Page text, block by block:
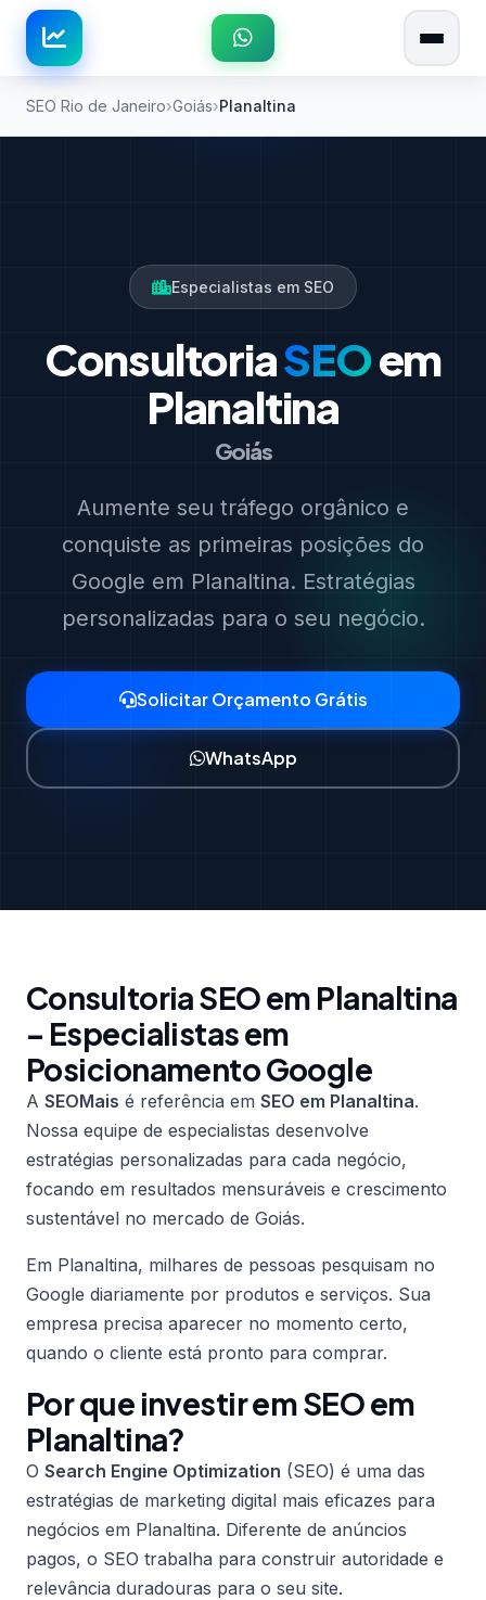
SEO Rio de Janeiro Goiás Planaltina
Especialistas em SEO
ConsultoriaSEOem
Planaltina
Goiás
Aumente seu tráfego orgânico e
conquiste as primeiras posições do
Google em Planaltina. Estratégias
personalizadas para o seu negócio.
Solicitar Orçamento Grátis
WhatsApp
Consultoria SEO em Planaltina
– Especialistas em
Posicionamento Google
A SEOMais é referência em SEO em Planaltina.
Nossa equipe de especialistas desenvolve
estratégias personalizadas para cada negócio,
focando em resultados mensuráveis e crescimento
sustentável no mercado de Goiás.
Em Planaltina, milhares de pessoas pesquisam no
Google diariamente por produtos e serviços. Sua
empresa precisa aparecer no momento certo,
quando o cliente está pronto para comprar.
Por que investir em SEO em
Planaltina?
O Search Engine Optimization (SEO) é uma das
estratégias de marketing digital mais eficazes para
negócios em Planaltina. Diferente de anúncios
pagos, o SEO trabalha para construir autoridade e
relevância duradouras para o seu site.